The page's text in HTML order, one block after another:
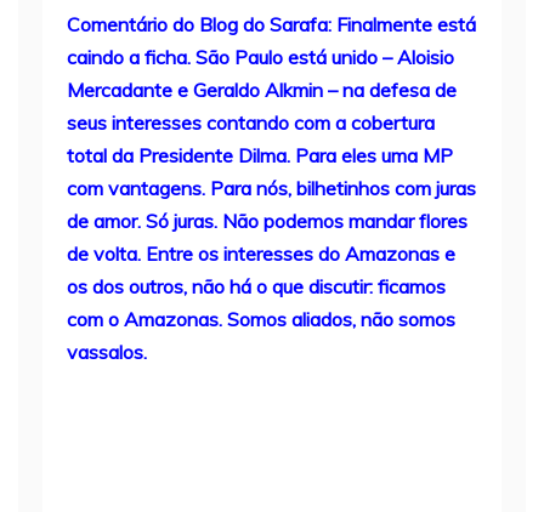
Comentário do Blog do Sarafa: Finalmente está
caindo a ficha. São Paulo está unido – Aloisio
Mercadante e Geraldo Alkmin – na defesa de
seus interesses contando com a cobertura
total da Presidente Dilma. Para eles uma MP
com vantagens. Para nós, bilhetinhos com juras
de amor. Só juras. Não podemos mandar flores
de volta. Entre os interesses do Amazonas e
os dos outros, não há o que discutir: ficamos
com o Amazonas. Somos aliados, não somos
vassalos.